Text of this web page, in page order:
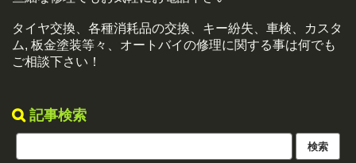
タイヤ交換、各種消耗品の交換、キー紛失、車検、カスタ
ム, 板金塗装等々、オートバイの修理に関する事は何でも
ご相談下さい！
記事検索